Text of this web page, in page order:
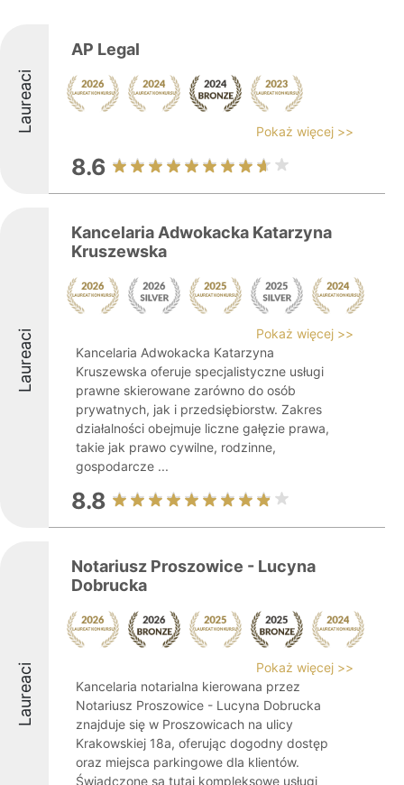
Laureaci
AP Legal
Pokaż więcej >>
8.6
Laureaci
Kancelaria Adwokacka Katarzyna
Kruszewska
Pokaż więcej >>
Kancelaria Adwokacka Katarzyna
Kruszewska oferuje specjalistyczne usługi
prawne skierowane zarówno do osób
prywatnych, jak i przedsiębiorstw. Zakres
działalności obejmuje liczne gałęzie prawa,
takie jak prawo cywilne, rodzinne,
gospodarcze ...
8.8
Laureaci
Notariusz Proszowice - Lucyna
Dobrucka
Pokaż więcej >>
Kancelaria notarialna kierowana przez
Notariusz Proszowice - Lucyna Dobrucka
znajduje się w Proszowicach na ulicy
Krakowskiej 18a, oferując dogodny dostęp
oraz miejsca parkingowe dla klientów.
Świadczone są tutaj kompleksowe usługi